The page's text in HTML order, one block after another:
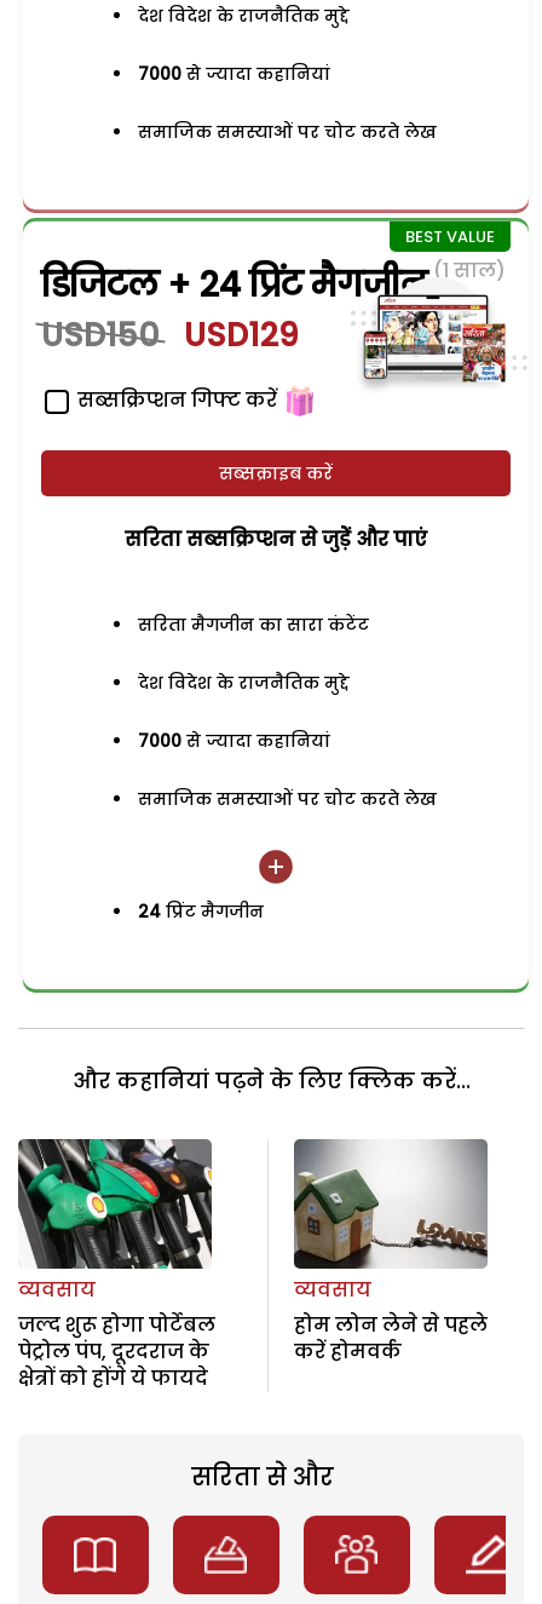
देश विदेश के राजनैतिक मुद्दे
7000 से ज्यादा कहानियां
समाजिक समस्याओं पर चोट करते लेख
डिजिटल + 24 प्रिंट मैगजीन (1 साल)
USD150 USD129
सब्सक्रिप्शन गिफ्ट करें
सब्सक्राइब करें
सरिता सब्सक्रिप्शन से जुड़ेें और पाएं
सरिता मैगजीन का सारा कंटेंट
देश विदेश के राजनैतिक मुद्दे
7000 से ज्यादा कहानियां
समाजिक समस्याओं पर चोट करते लेख
24 प्रिंट मैगजीन
और कहानियां पढ़ने के लिए क्लिक करें...
व्यवसाय
जल्द शुरू होगा पोर्टेबल
पेट्रोल पंप, दूरदराज के
क्षेत्रों को होंगे ये फायदे
व्यवसाय
होम लोन लेने से पहले
करें होमवर्क
सरिता से और